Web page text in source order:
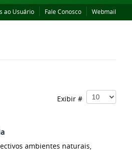
ao Usuário Fale Conosco Webmail
Exibir #
ambientes naturais,